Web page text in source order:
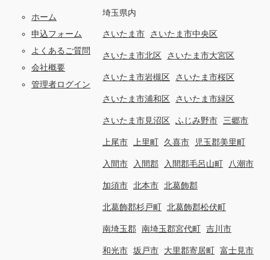
ホーム
申込フォーム
よくあるご質問
会社概要
管理者ログイン
埼玉県内
さいたま市 さいたま市中央区
さいたま市北区 さいたま市大宮区
さいたま市岩槻区 さいたま市桜区
さいたま市浦和区 さいたま市緑区
さいたま市見沼区 ふじみ野市 三郷市
上尾市 上里町 久喜市 児玉郡美里町
入間市 入間郡 入間郡毛呂山町 八潮市
加須市 北本市 北葛飾郡
北葛飾郡杉戸町 北葛飾郡松伏町
南埼玉郡 南埼玉郡宮代町 吉川市
和光市 坂戸市 大里郡寄居町 富士見市